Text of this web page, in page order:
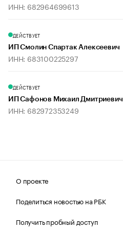
ИНН: 682964699613
ДЕЙСТВУЕТ
ИП Смолин Спартак Алексеевич
ИНН: 683100225297
ДЕЙСТВУЕТ
ИП Сафонов Михаил Дмитриевич
ИНН: 682972353249
О проекте
Поделиться новостью на РБК
Получить пробный доступ